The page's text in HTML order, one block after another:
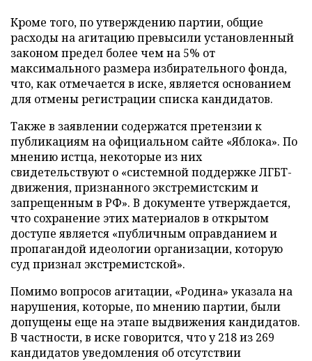
Кроме того, по утверждению партии, общие
расходы на агитацию превысили установленный
законом предел более чем на 5% от
максимального размера избирательного фонда,
что, как отмечается в иске, является основанием
для отмены регистрации списка кандидатов.
Также в заявлении содержатся претензии к
публикациям на официальном сайте «Яблока». По
мнению истца, некоторые из них
свидетельствуют о «системной поддержке ЛГБТ-
движения, признанного экстремистским и
запрещенным в РФ». В документе утверждается,
что сохранение этих материалов в открытом
доступе является «публичным оправданием и
пропагандой идеологии организации, которую
суд признал экстремистской».
Помимо вопросов агитации, «Родина» указала на
нарушения, которые, по мнению партии, были
допущены еще на этапе выдвижения кандидатов.
В частности, в иске говорится, что у 218 из 269
кандидатов уведомления об отсутствии